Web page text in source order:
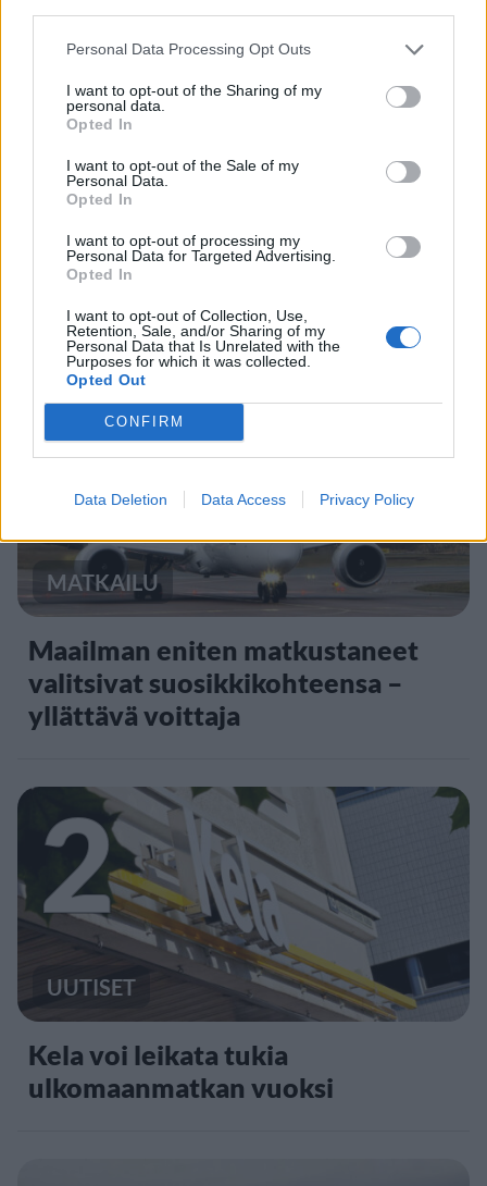
Personal Data Processing Opt Outs
I want to opt-out of the Sharing of my
personal data.
Opted In
I want to opt-out of the Sale of my
Personal Data.
Opted In
I want to opt-out of processing my
Personal Data for Targeted Advertising.
Opted In
I want to opt-out of Collection, Use,
Retention, Sale, and/or Sharing of my
Personal Data that Is Unrelated with the
Purposes for which it was collected.
Opted Out
CONFIRM
Data Deletion Data Access Privacy Policy
Staran luetuimmat
1
MATKAILU
Maailman eniten matkustaneet
valitsivat suosikkikohteensa –
yllättävä voittaja
2
UUTISET
Kela voi leikata tukia
ulkomaanmatkan vuoksi